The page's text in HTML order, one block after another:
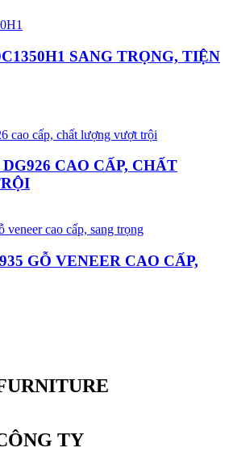
SANG TRỌNG, TIỆN
CAO CẤP, CHẤT
GỖ VENEER CAO CẤP,
TY